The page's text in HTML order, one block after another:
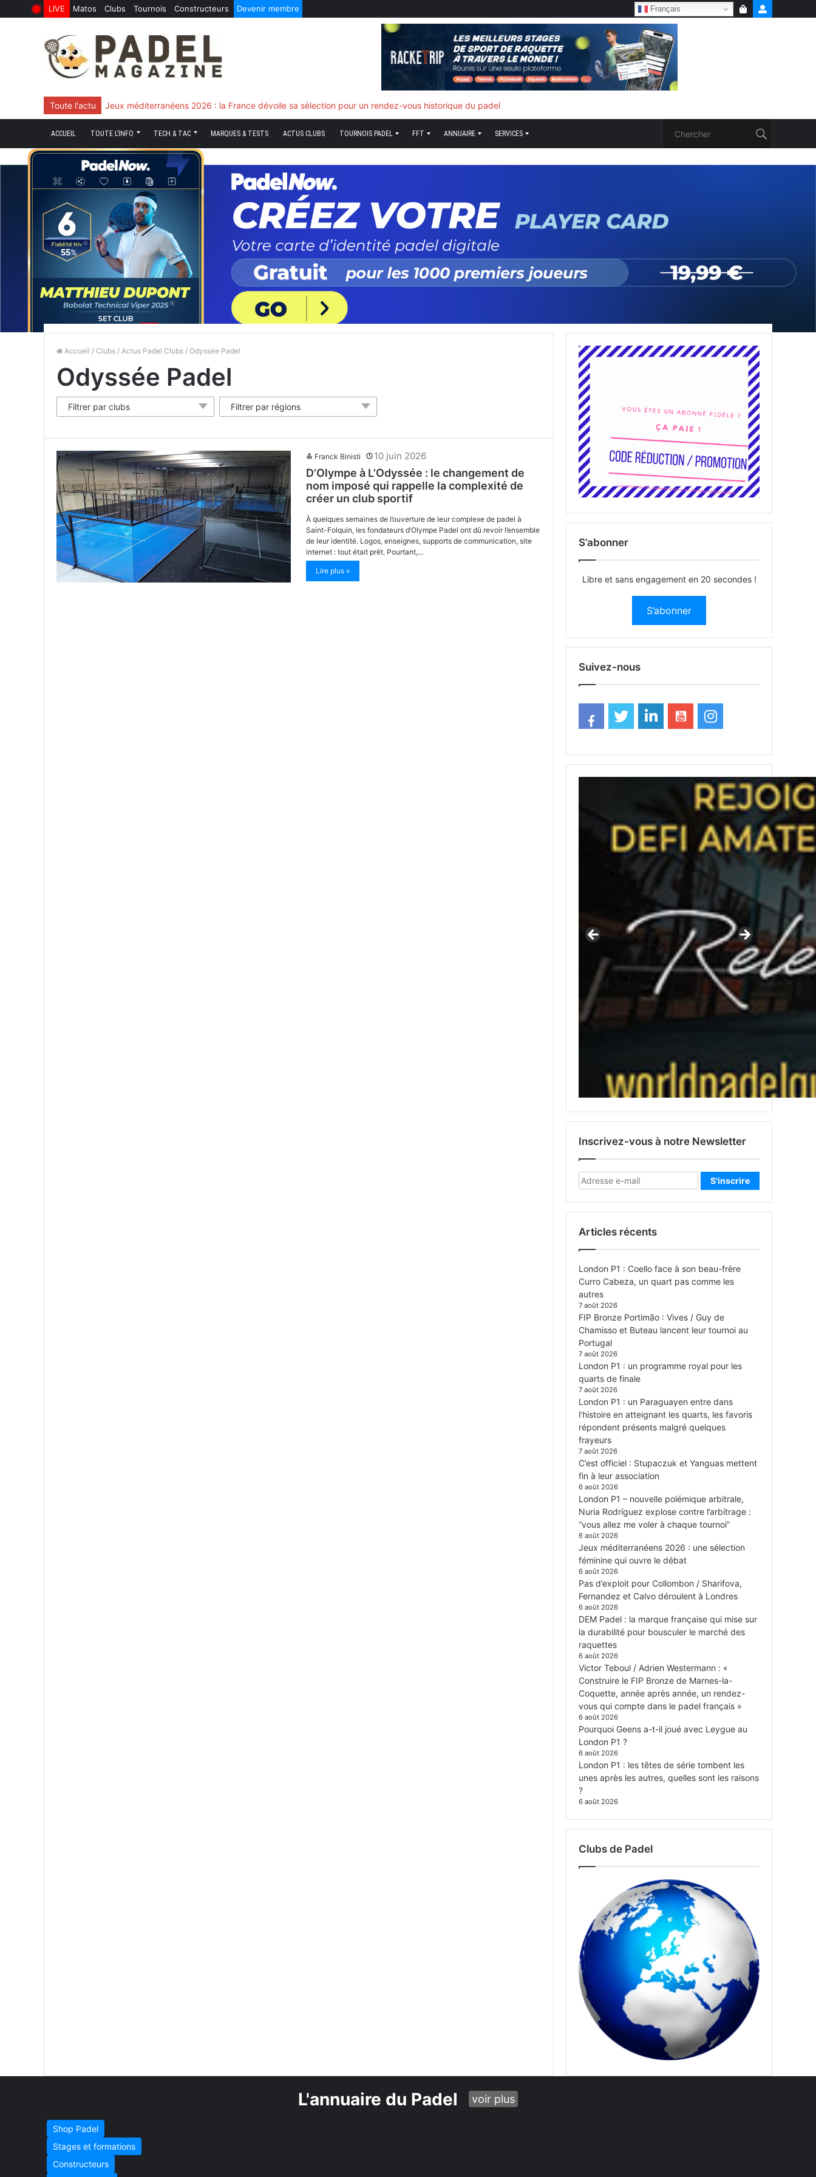
LIVE Matos Clubs Tournois Constructeurs Devenir membre Français
Toute l'actu Jeux méditerranéens 2026 : la France dévoile sa sélection pour un rendez-vous historique du padel
ACCUEIL TOUTE L’INFO
6 Août 2026
TECH & TAC
10 Juin 2026
MARQUES & TESTS ACTUS CLUBS TOURNOIS PADEL FFT ANNUAIRE SERVICES
Accueil / Clubs / Actus Padel Clubs / Odyssée Padel
Odyssée Padel
Filtrer par clubs Filtrer par régions
Franck Binisti 10 juin 2026
D’Olympe à L’Odyssée : le changement de
nom imposé qui rappelle la complexité de
créer un club sportif
À quelques semaines de l’ouverture de leur complexe de padel à
Saint-Folquin, les fondateurs d’Olympe Padel ont dû revoir l’ensemble
de leur identité. Logos, enseignes, supports de communication, site
internet : tout était prêt. Pourtant,…
Lire plus »
S’abonner
Libre et sans engagement en 20 secondes !
S’abonner
Suivez-nous
Inscrivez-vous à notre Newsletter
Articles récents
London P1 : Coello face à son beau-frère
Curro Cabeza, un quart pas comme les
autres
7 août 2026
FIP Bronze Portimão : Vives / Guy de
Chamisso et Buteau lancent leur tournoi au
Portugal
7 août 2026
London P1 : un programme royal pour les
quarts de finale
7 août 2026
London P1 : un Paraguayen entre dans
l’histoire en atteignant les quarts, les favoris
répondent présents malgré quelques
frayeurs
7 août 2026
C’est officiel : Stupaczuk et Yanguas mettent
fin à leur association
6 août 2026
London P1 – nouvelle polémique arbitrale,
Nuria Rodríguez explose contre l’arbitrage :
“vous allez me voler à chaque tournoi”
6 août 2026
Jeux méditerranéens 2026 : une sélection
féminine qui ouvre le débat
6 août 2026
Pas d’exploit pour Collombon / Sharifova,
Fernandez et Calvo déroulent à Londres
6 août 2026
DEM Padel : la marque française qui mise sur
la durabilité pour bousculer le marché des
raquettes
6 août 2026
Victor Teboul / Adrien Westermann : «
Construire le FIP Bronze de Marnes-la-
Coquette, année après année, un rendez-
vous qui compte dans le padel français »
6 août 2026
Pourquoi Geens a-t-il joué avec Leygue au
London P1 ?
6 août 2026
London P1 : les têtes de série tombent les
unes après les autres, quelles sont les raisons
?
6 août 2026
Clubs de Padel
L'annuaire du Padel voir plus
Shop Padel
Stages et formations
Constructeurs